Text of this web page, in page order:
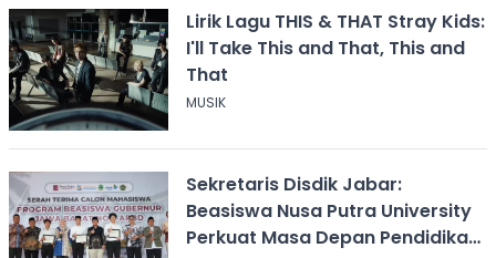
Lirik Lagu THIS & THAT Stray Kids:
I'll Take This and That, This and
That
MUSIK
Sekretaris Disdik Jabar:
Beasiswa Nusa Putra University
Perkuat Masa Depan Pendidikan